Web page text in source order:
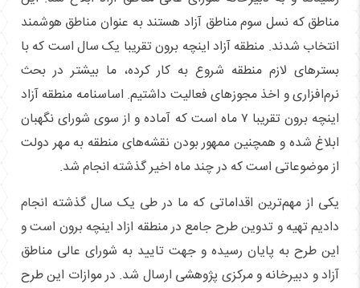
مناطق که نسل سوم مناطق آزاد هستند به عنوان مناطق هوشمند
انتخاب شدند. منطقه آزاد اینچه برون تقریبا یک سال است که با
بستر‌های لازم منطقه شروع به کار کرده، ما بیشتر در بحث
نرم‌افزاری و اخذ مجوز‌های فعالیت داشتیم. اساسنامه منطقه آزاد
اینچه برون تقریبا ۷ ماه است که آماده و از سوی شورای نگهبان
ابلاغ شده و همچنین ممهور بودن نقشه‌های منطقه به مهر دولت
از موضوعاتی است که در چند ماه اخیر گذشته انجام شد.
یکی از مهم‌ترین اقداماتی که ما در طی یک سال گذشته انجام
دادیم تهیه و تدوین طرح جامع در منطقه ازاد اینچه برون است و
این طرح به پایان رسیده و جهت تایید به شورای عالی مناطق
آزاد و دبیرخانه و مرکزی پژوهشی ارسال شد. در موازات این طرح